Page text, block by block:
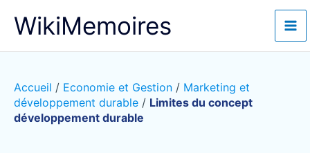
WikiMemoires
Accueil / Economie et Gestion / Marketing et
développement durable / Limites du concept
développement durable